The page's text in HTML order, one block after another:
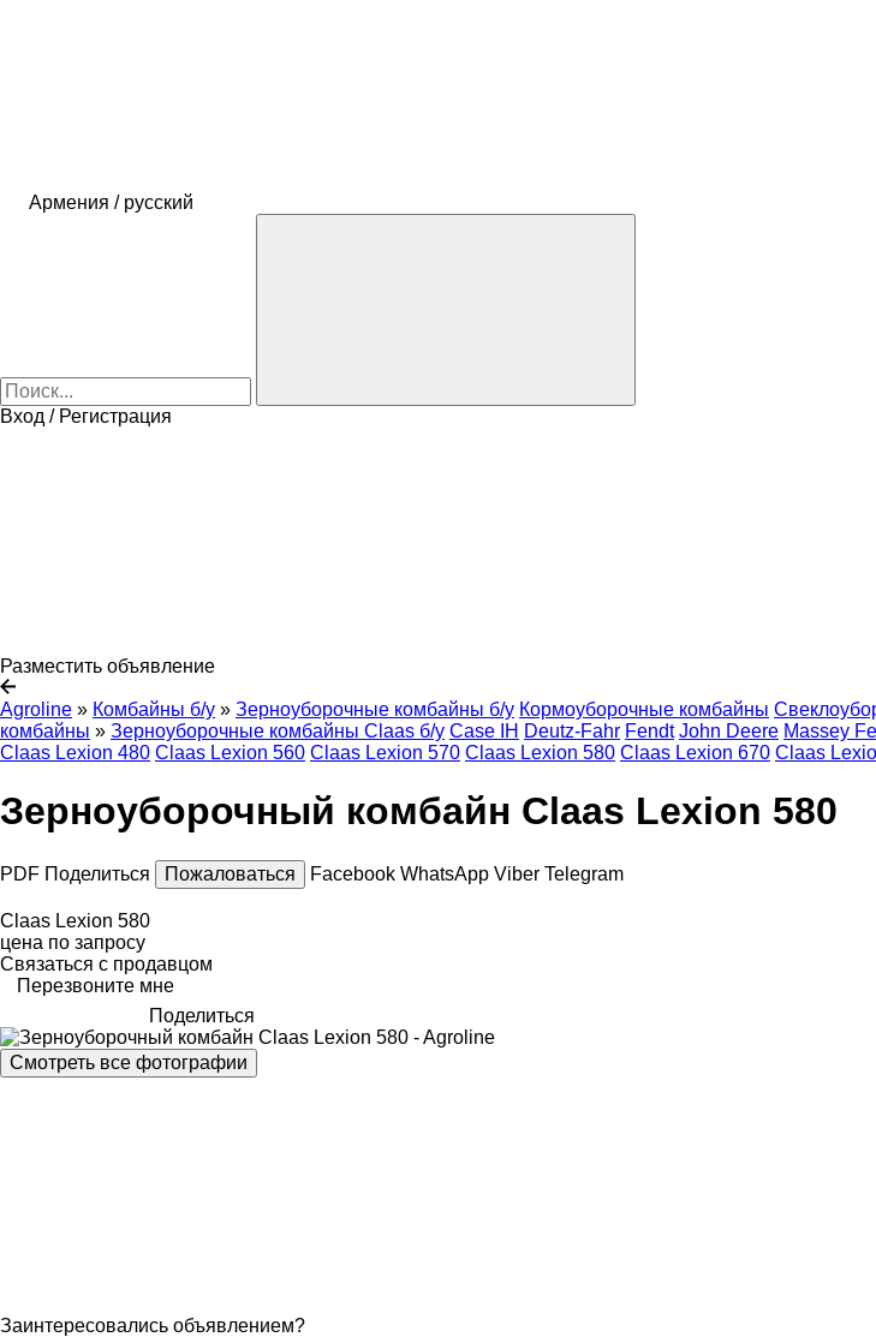
Армения / русский
Вход / Регистрация
Разместить объявление
Agroline » Комбайны б/у » Зерноуборочные комбайны б/у Кормоуборочные комбайны
комбайны » Зерноуборочные комбайны Claas б/у Case IH Deutz-Fahr Fendt John Deere Massey
Claas Lexion 480 Claas Lexion 560 Claas Lexion 570 Claas Lexion 580 Claas Lexion 670 Claas
Зерноуборочный комбайн Claas Lexion 580
PDF Поделиться Пожаловаться Facebook WhatsApp Viber Telegram
Claas Lexion 580
цена по запросу
Связаться с продавцом
Перезвоните мне
Поделиться
Смотреть все фотографии
Заинтересовались объявлением?